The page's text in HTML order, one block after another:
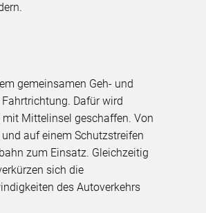
gemeinsamen Geh- und
Dafür wird
Mittelinsel geschaffen. Von
auf einem Schutzstreifen
zum Einsatz. Gleichzeitig
sich die
des Autoverkehrs